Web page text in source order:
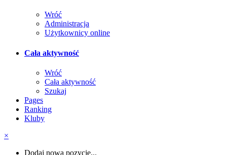
Wróć
Administracja
Użytkownicy online
Cała aktywność
Wróć
Cała aktywność
Szukaj
Pages
Ranking
Kluby
×
Dodaj nową pozycję...